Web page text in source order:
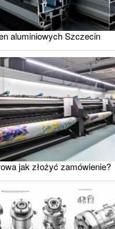
aluminiowych Szczecin
jak złożyć zamówienie?